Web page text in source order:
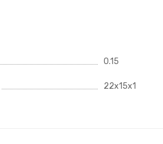
0.15
22x15x1